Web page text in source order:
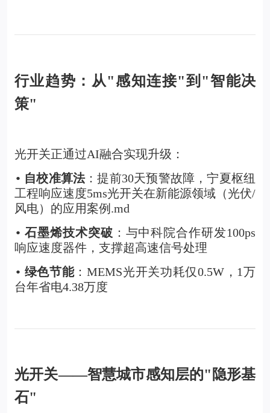
行业趋势：从"感知连接"到"智能决
策"
光开关正通过AI融合实现升级：
• 自校准算法：提前30天预警故障，宁夏枢纽
工程响应速度5ms光开关在新能源领域（光伏/
风电）的应用案例.md
• 石墨烯技术突破 ：与中科院合作研发100ps
响应速度器件，支撑超高速信号处理
• 绿色节能：MEMS光开关功耗仅0.5W，1万
台年省电4.38万度
光开关——智慧城市感知层的"隐形基
石"